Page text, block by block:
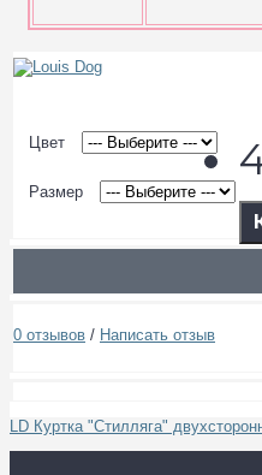
Цвет
Размер
0 отзывов / Написать отзыв
LD Куртка "Стилляга"